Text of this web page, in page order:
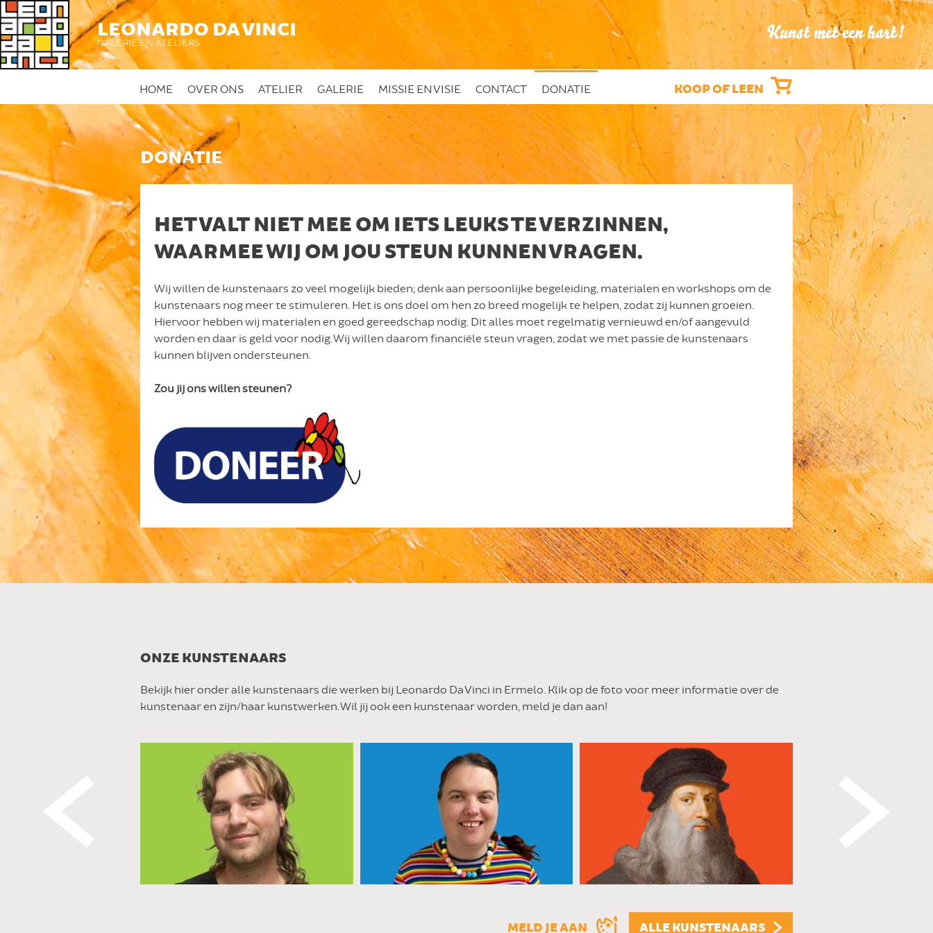
LEONARDO DA VINCI
GALERIE EN ATELIERS Kunst met een hart!
HOME OVER ONS ATELIER GALERIE MISSIE EN VISIE CONTACT DONATIE KOOP OF LEEN
DONATIE
HET VALT NIET MEE OM IETS LEUKS TE VERZINNEN,
WAARMEE WIJ OM JOU STEUN KUNNEN VRAGEN.
Wij willen de kunstenaars zo veel mogelijk bieden; denk aan persoonlijke begeleiding, materialen en workshops om de
kunstenaars nog meer te stimuleren. Het is ons doel om hen zo breed mogelijk te helpen, zodat zij kunnen groeien.
Hiervoor hebben wij materialen en goed gereedschap nodig. Dit alles moet regelmatig vernieuwd en/of aangevuld
worden en daar is geld voor nodig. Wij willen daarom financiële steun vragen, zodat we met passie de kunstenaars
kunnen blijven ondersteunen.
Zou jij ons willen steunen?
ONZE KUNSTENAARS
Bekijk hier onder alle kunstenaars die werken bij Leonardo Da Vinci in Ermelo. Klik op de foto voor meer informatie over de
kunstenaar en zijn/haar kunstwerken. Wil jij ook een kunstenaar worden, meld je dan aan!
ALLE KUNSTENAARS
MELD JE AAN